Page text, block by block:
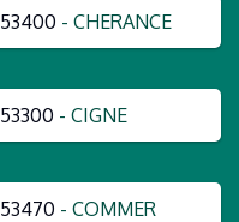
53400 - CHERANCE
53300 - CIGNE
53470 - COMMER